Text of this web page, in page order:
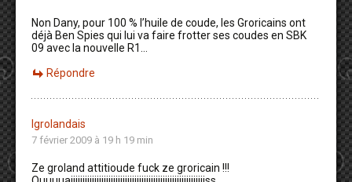
Non Dany, pour 100 % l’huile de coude, les Groricains ont
déjà Ben Spies qui lui va faire frotter ses coudes en SBK
09 avec la nouvelle R1…
Répondre
lgrolandais
7 février 2009 à 19 h 19 min
Ze groland attitioude fuck ze groricain !!!